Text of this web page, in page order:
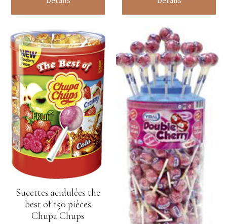
Sucettes acidulées the
best of 150 pièces
Chupa Chups